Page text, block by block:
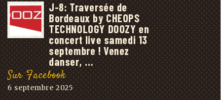
J-8: Traversée de
Bordeaux by CHEOPS
TECHNOLOGY DOOZY en
concert live samedi 13
septembre ! Venez
danser, …
Sur Facebook
6 septembre 2025